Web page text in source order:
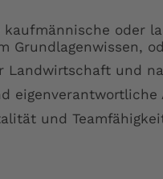
kaufmännische oder
Grundlagenwissen,
Landwirtschaft und
eigenverantwortliche
und